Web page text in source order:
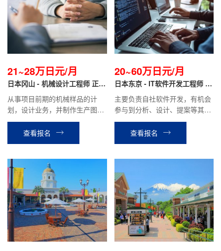
21~28万日元/月
日本冈山 - 机械设计工程师 正社
从事项目前期的机械样品的计
划，设计业务，并制作生产图
纸，机械组装等业务
查看报名
20~60万日元/月
日本东京 - IT软件开发工程师 正
社员
主要负责自社软件开发，有机会
参与到分析、设计、提案等其他
相关工作。月薪20万日元~70万
日元（根据个人技术经验）
查看报名